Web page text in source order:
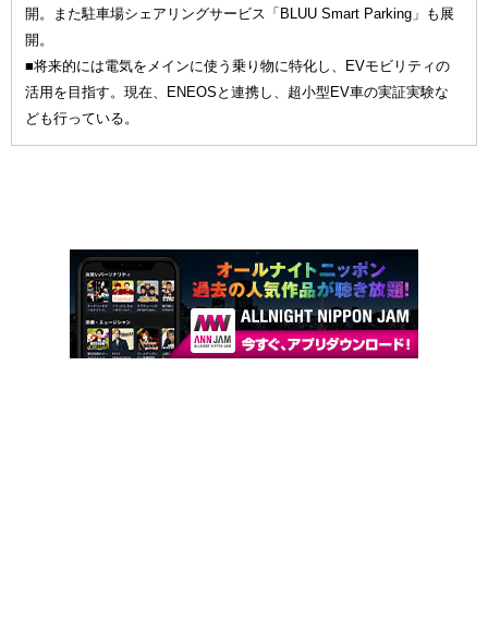
開。また駐車場シェアリングサービス「BLUU Smart Parking」も展
開。
■将来的には電気をメインに使う乗り物に特化し、EVモビリティの
活用を目指す。現在、ENEOSと連携し、超小型EV車の実証実験な
ども行っている。